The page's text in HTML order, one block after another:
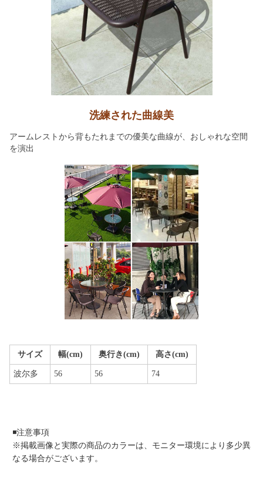
洗練された曲線美
アームレストから背もたれまでの優美な曲線が、おしゃれな空間
を演出
サイズ 幅(cm) 奥行き(cm) 高さ(cm)
波尔多 56 56 74
◾️注意事項
※掲載画像と実際の商品のカラーは、モニター環境により多少異
なる場合がございます。